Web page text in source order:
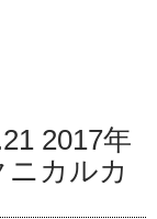
2017年
ニカルカ